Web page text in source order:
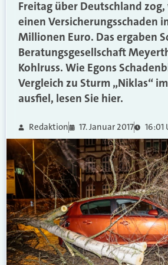
Freitag über Deutschland
einen Versicherungsschaden
Millionen Euro. Das ergaben
Beratungsgesellschaft
Kohlruss. Wie Egons
Vergleich zu Sturm „Niklas“
ausfiel, lesen Sie hier.
Redaktion 17. Januar 2017 16:01